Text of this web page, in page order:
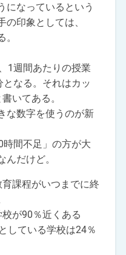
なっているという
印象としては、
1週間あたりの授業
なる。それはカッ
いてある。
な数字を使うのが新
間不足」の方が大
だけど。
課程がいつまでに終
が90％近くある
している学校は24％